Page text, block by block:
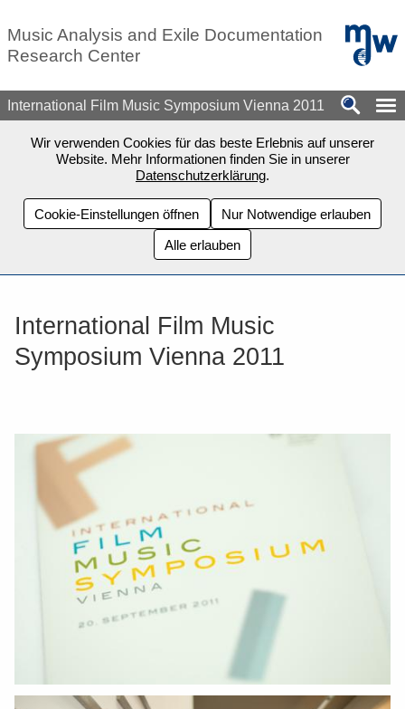
Music Analysis and Exile Documentation
Research Center
mdw -
International Film Music Symposium Vienna 2011
Wir verwenden Cookies für das beste Erlebnis auf unserer
Website. Mehr Informationen finden Sie in unserer
Datenschutzerklärung.
Cookie-Einstellungen öffnen
Nur Notwendige erlauben
Alle erlauben
International Film Music
Symposium Vienna 2011